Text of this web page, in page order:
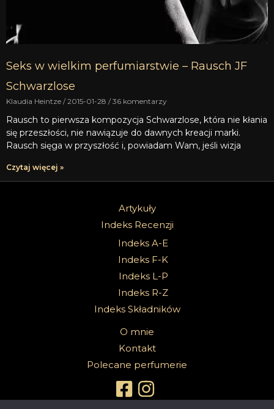
Seks w wielkim perfumiarstwie – Rausch JF
Schwarzlose
Klaudia Heintze 2015-01-28 36 komentarzy
Rausch to pierwsza kompozycja Schwarzlose, która nie kłania
się przeszłości, nie nawiązuje do dawnych kreacji marki.
Rausch sięga w przyszłość i, powiadam Wam, jeśli wizja
Czytaj więcej »
Artykuły
Indeks Recenzji
Indeks A-E
Indeks F-K
Indeks L-P
Indeks R-Z
Indeks Składników
O mnie
Kontakt
Polecane perfumerie